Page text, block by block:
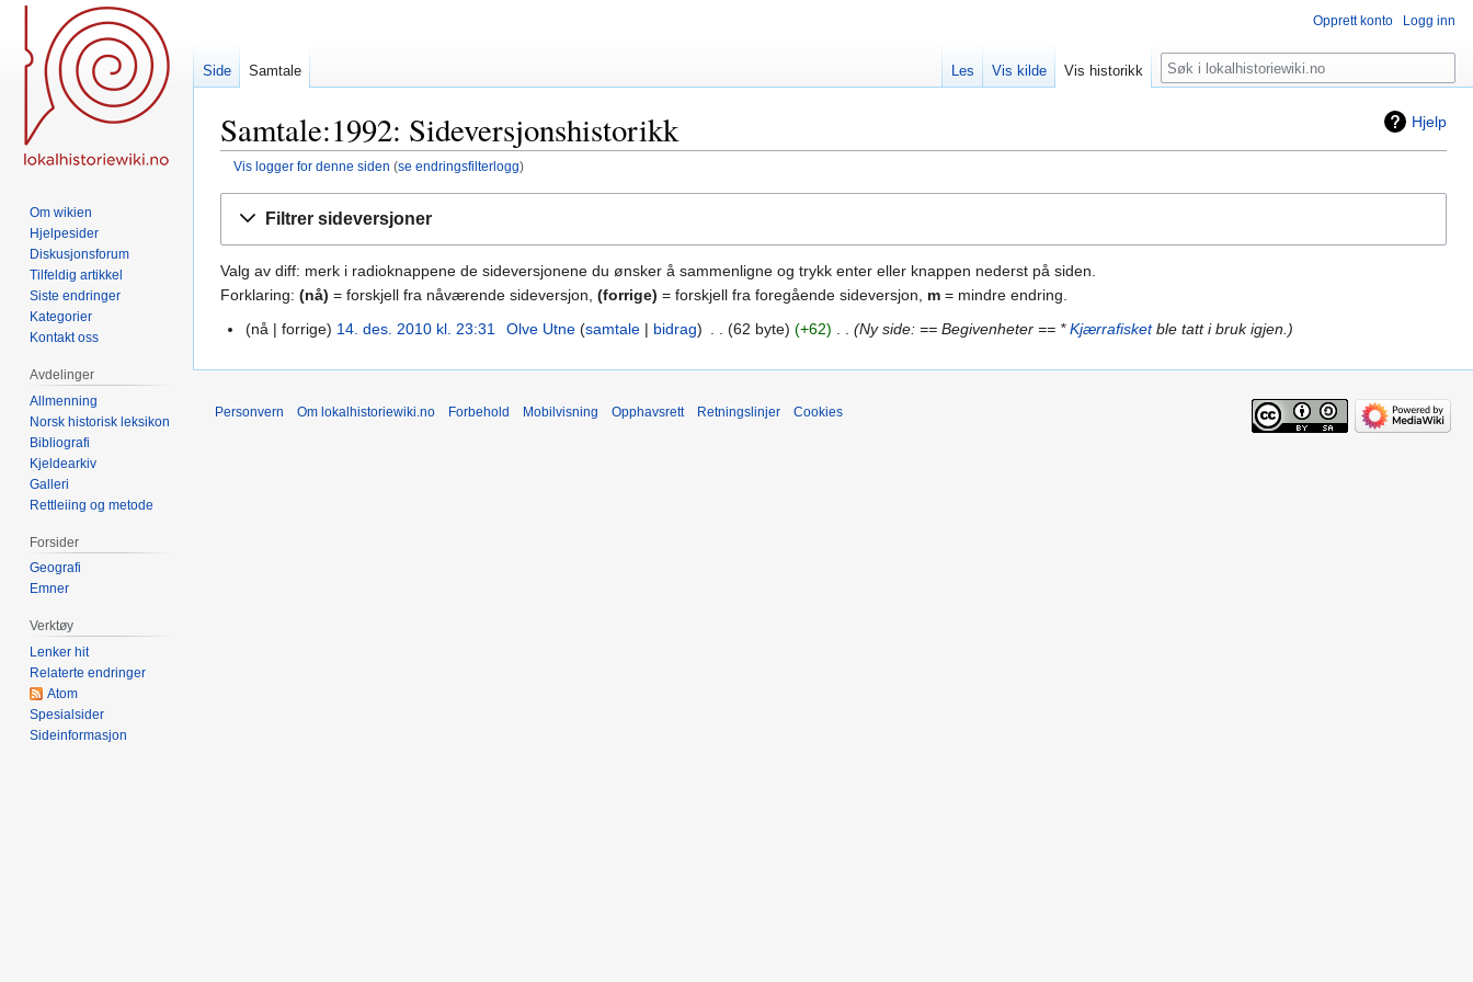
Hjelp
Samtale:1992: Sideversjonshistorikk
Vis logger for denne siden (se endringsfilterlogg)
Filtrer sideversjoner
Valg av diff: merk i radioknappene de sideversjonene du ønsker å sammenligne og trykk enter eller knappen nederst på siden.
Forklaring: (nå) = forskjell fra nåværende sideversjon, (forrige) = forskjell fra foregående sideversjon, m = mindre endring.
14.
nå forrige 14. des. 2010 kl. 23:31 Olve Utne samtale bidrag 62 byte +62 Ny side: == Begivenheter == *Kjærrafisketble tatt i bruk igjen.
Opprett konto Logg inn
Side Samtale Les Vis kilde Vis historikk Søk
Om wikien
Hjelpesider
Diskusjonsforum
Tilfeldig artikkel
Siste endringer
Kategorier
Kontakt oss
Avdelinger
Allmenning
Norsk historisk leksikon
Bibliografi
Kjeldearkiv
Galleri
Rettleiing og metode
Forsider
Geografi
Emner
Verktøy
Lenker hit
Relaterte endringer
Atom
Spesialsider
Sideinformasjon
Personvern Om lokalhistoriewiki.no Forbehold Mobilvisning Opphavsrett Retningslinjer Cookies